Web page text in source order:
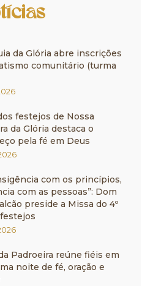
da Glória abre inscrições
comunitário (turma
festejos de Nossa
da Glória destaca o
pela fé em Deus
com os princípios,
com as pessoas”: Dom
preside a Missa do 4º
Padroeira reúne fiéis em
noite de fé, oração e